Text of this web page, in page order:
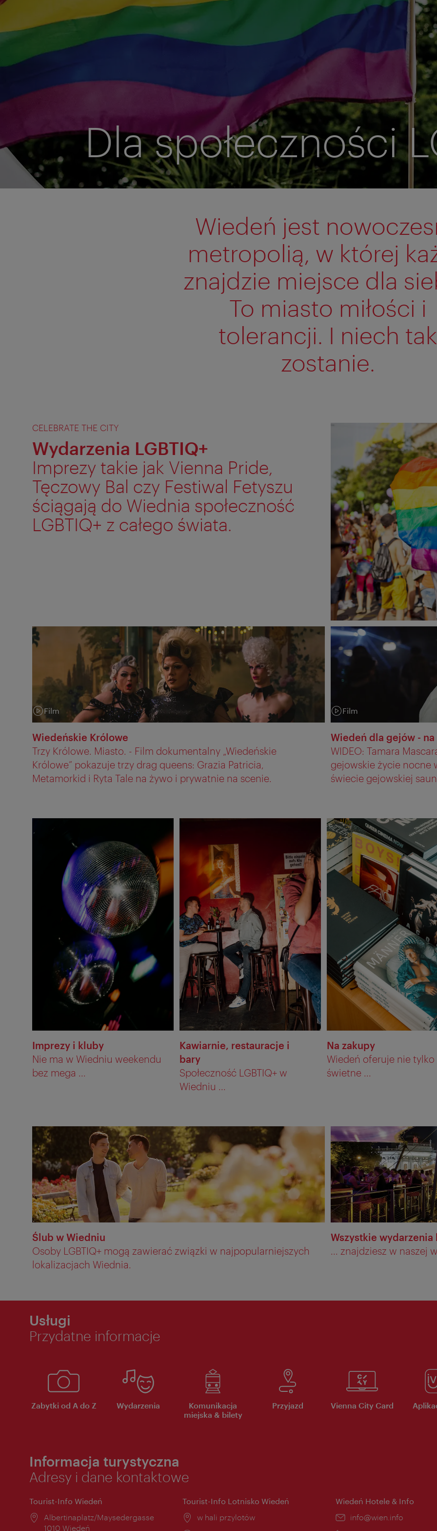
Dla społeczności
Wiedeń jest
metropolią, w której
znajdzie miejsce dla
To miasto miłości i
tolerancji. I niech tak
zostanie.
CELEBRATE THE CITY
Wydarzenia LGBTIQ+
Imprezy takie jak Vienna Pride,
Tęczowy Bal czy Festiwal Fetyszu
ściągają do Wiednia społeczność
LGBTIQ+ z całego świata.
Kategoria:
Film
Wiedeńskie Królowe
Trzy Królowe. Miasto. - Film dokumentalny „Wiedeńskie
Królowe” pokazuje trzy drag queens: Grazia Patricia,
Metamorkid i Ryta Tale na żywo i prywatnie na scenie.
Kategoria:
Film
Wiedeń dla gejów - na
WIDEO: Tamara
gejowskie życie nocne
świecie gejowskiej
Imprezy i kluby
Nie ma w Wiedniu weekendu
bez mega ...
Kawiarnie, restauracje i
bary
Społeczność LGBTIQ+ w
Wiedniu ...
Na zakupy
Wiedeń oferuje nie tylko
świetne ...
Ślub w Wiedniu
Osoby LGBTIQ+ mogą zawierać związki w najpopularniejszych
lokalizacjach Wiednia.
Wszystkie
... znajdziesz w naszej
Usługi
Przydatne informacje
Zabytki od A do Z Wydarzenia
Komunikacja
miejska & bilety
Przyjazd Vienna City Card
Informacja turystyczna
Adresy i dane kontaktowe
Tourist-Info Wiedeń
Miejsce:
Albertinaplatz/Maysedergasse
1010 Wiedeń
Tourist-Info Lotnisko Wiedeń
Miejsce:
w hali przylotów
Wiedeń Hotele & Info
E-
info@wien.info